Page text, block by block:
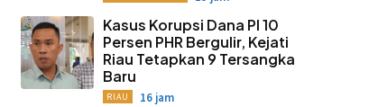
Kasus Korupsi Dana PI 10
Persen PHR Bergulir, Kejati
Riau Tetapkan 9 Tersangka
Baru
RIAU 16 jam